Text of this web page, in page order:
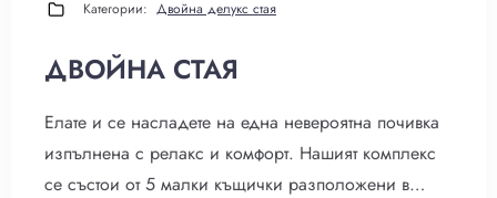
ДВОЙНА СТАЯ
Елате и се насладете на една невероятна почивка
изпълнена с релакс и комфорт. Нашият комплекс
се състои от 5 малки къщички разположени в
Категории: Двойна делукс стая